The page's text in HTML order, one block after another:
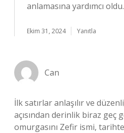
anlamasına yardımcı oldu.
Ekim 31, 2024 Yanıtla
Can
İlk satırlar anlaşılır ve
açısından derinlik biraz geç
omurgasını Zefir ismi,